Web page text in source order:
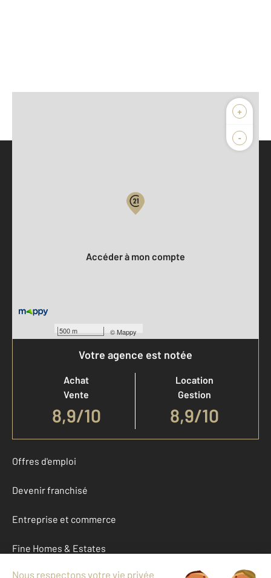
+
-
500 m ©Mappy
Accéder à mon compte
Votre agence est notée
Achat
Vente
8,9/10
Location
Gestion
8,9/10
Offres d'emploi
Devenir franchisé
Entreprise et commerce
Fine Homes & Estates